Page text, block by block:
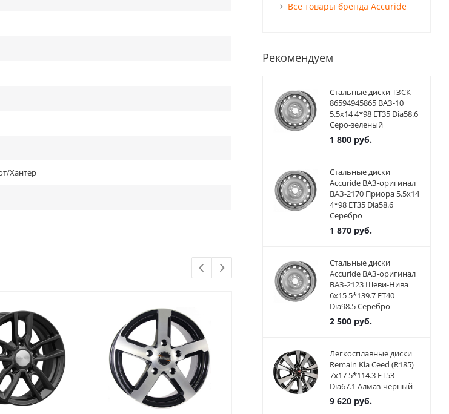
Хантер
Все товары бренда Accuride
Рекомендуем
Стальные диски ТЗСК
86594945865 ВАЗ-10
5.5x14 4*98 ET35 Dia58.6
Серо-зеленый
1 800руб.
Стальные диски
Accuride ВАЗ-оригинал
ВАЗ-2170 Приора 5.5x14
4*98 ET35 Dia58.6
Серебро
1 870руб.
Стальные диски
Accuride ВАЗ-оригинал
ВАЗ-2123 Шеви-Нива
6x15 5*139.7 ET40
Dia98.5 Серебро
2 500руб.
Легкосплавные диски
Remain Kia Ceed (R185)
7x17 5*114.3 ET53
Dia67.1 Алмаз-черный
9 620руб.